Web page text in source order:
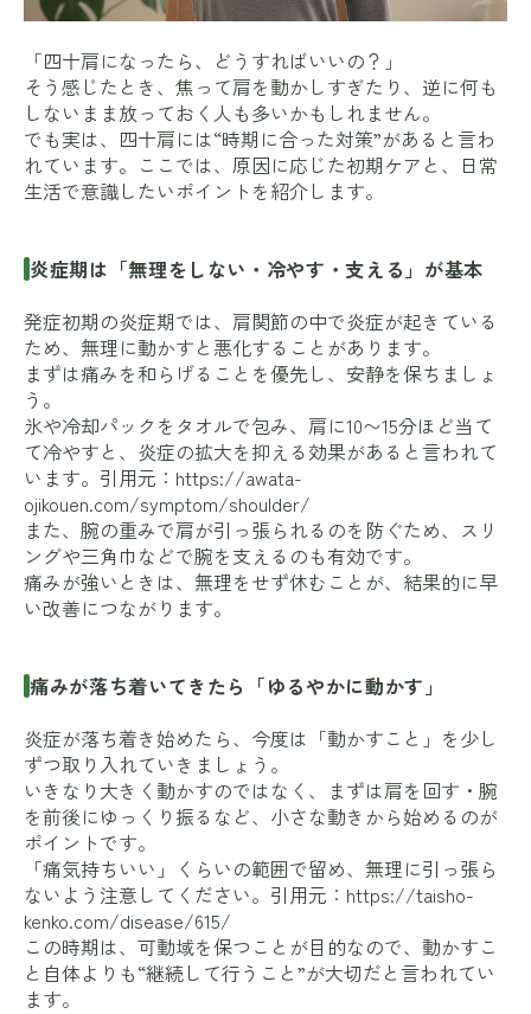
「四十肩になったら、どうすればいいの？」
そう感じたとき、焦って肩を動かしすぎたり、逆に何も
しないまま放っておく人も多いかもしれません。
でも実は、四十肩には“時期に合った対策”があると言わ
れています。ここでは、原因に応じた初期ケアと、日常
生活で意識したいポイントを紹介します。
炎症期は「無理をしない・冷やす・支える」が基本
発症初期の炎症期では、肩関節の中で炎症が起きている
ため、無理に動かすと悪化することがあります。
まずは痛みを和らげることを優先し、安静を保ちましょ
う。
氷や冷却パックをタオルで包み、肩に10〜15分ほど当て
て冷やすと、炎症の拡大を抑える効果があると言われて
います。引用元： https://awata-
ojikouen.com/symptom/shoulder/
また、腕の重みで肩が引っ張られるのを防ぐため、スリ
ングや三角巾などで腕を支えるのも有効です。
痛みが強いときは、無理をせず休むことが、結果的に早
い改善につながります。
痛みが落ち着いてきたら「ゆるやかに動かす」
炎症が落ち着き始めたら、今度は「動かすこと」を少し
ずつ取り入れていきましょう。
いきなり大きく動かすのではなく、まずは肩を回す・腕
を前後にゆっくり振るなど、小さな動きから始めるのが
ポイントです。
「痛気持ちいい」くらいの範囲で留め、無理に引っ張ら
ないよう注意してください。引用元： https://taisho-
kenko.com/disease/615/
この時期は、可動域を保つことが目的なので、動かすこ
と自体よりも“継続して行うこと”が大切だと言われてい
ます。